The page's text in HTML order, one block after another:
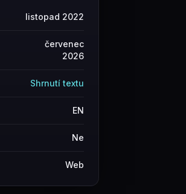
listopad 2022
červenec
2026
Shrnutí textu
EN
Ne
Web